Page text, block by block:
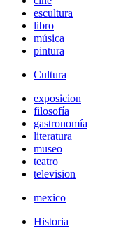
escultura
libro
música
pintura
Cultura
exposicion
filosofía
gastronomía
literatura
museo
teatro
television
mexico
Historia